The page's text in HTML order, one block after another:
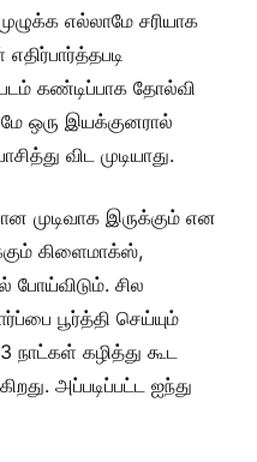
எல்லாமே சரியாக
கண்டிப்பாக தோல்வி
ஒரு இயக்குனரால்
விட முடியாது.
முடிவாக இருக்கும் என
கிளைமாக்ஸ்,
போய்விடும். சில
பூர்த்தி செய்யும்
நாட்கள் கழித்து கூட
அப்படிப்பட்ட ஐந்து